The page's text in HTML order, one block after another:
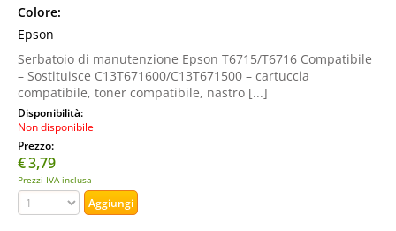
Colore:
Epson
Serbatoio di manutenzione Epson T6715/T6716 Compatibile
– Sostituisce C13T671600/C13T671500 – cartuccia
compatibile, toner compatibile, nastro [...]
Disponibilità:
Non disponibile
Prezzo:
€3,79
Prezzi IVA inclusa